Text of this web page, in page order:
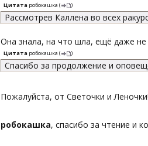
Цитата робокашка ( )
Рассмотрев Каллена во всех
Она знала, на что шла, ещё даже не
Цитата робокашка ( )
Спасибо за продолжение и
Пожалуйста, от Светочки и Леночки!
робокашка, спасибо за чтение и